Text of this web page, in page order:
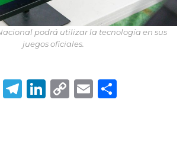
podrá utilizar la tecnología en sus
juegos oficiales.
WhatsApp
Telegram
LinkedIn
CopyEmail